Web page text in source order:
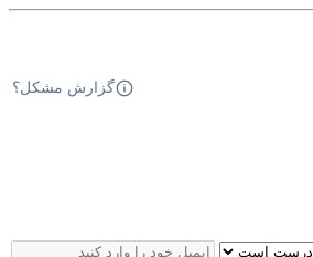
گزارش مشکل؟